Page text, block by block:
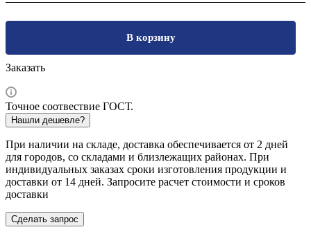
В корзину
Заказать
Точное соотвествие ГОСТ.
Нашли дешевле?
При наличии на складе, доставка обеспечивается от 2 дней
для городов, со складами и близлежащих районах. При
индивидуальных заказах сроки изготовления продукции и
доставки от 14 дней. Запросите расчет стоимости и сроков
доставки
Сделать запрос